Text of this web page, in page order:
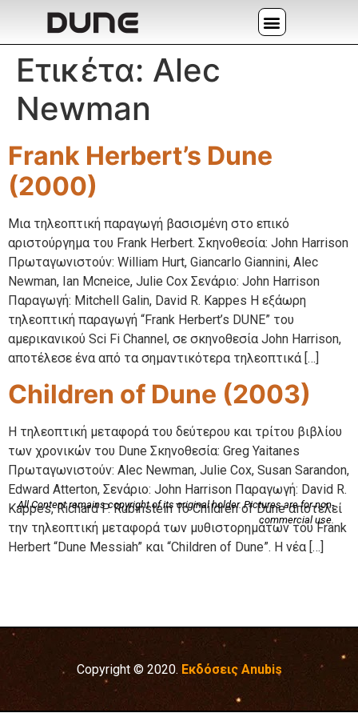
Ετικέτα: Alec
Newman
Frank Herbert’s Dune
(2000)
Μια τηλεοπτική παραγωγή βασισμένη στο επικό
αριστούργημα του Frank Herbert. Σκηνοθεσία: John Harrison
Πρωταγωνιστούν: William Hurt, Giancarlo Giannini, Alec
Newman, Ian Mcneice, Julie Cox Σενάριο: John Harrison
Παραγωγή: Mitchell Galin, David R. Kappes Η εξάωρη
τηλεοπτική παραγωγή “Frank Herbert’s DUNE” του
αμερικανικού Sci Fi Channel, σε σκηνοθεσία John Harrison,
αποτέλεσε ένα από τα σημαντικότερα τηλεοπτικά […]
Children of Dune (2003)
Η τηλεοπτική μεταφορά του δεύτερου και τρίτου βιβλίου
των χρονικών του Dune Σκηνοθεσία: Greg Yaitanes
Πρωταγωνιστούν: Alec Newman, Julie Cox, Susan Sarandon,
Edward Atterton, Σενάριο: John Harrison Παραγωγή: David R.
Kappes, Richard P. Rubinstein Το Children of Dune αποτελεί
την τηλεοπτική μεταφορά των μυθιστορημάτων του Frank
Herbert “Dune Messiah” και “Children of Dune”. Η νέα […]
All Content remains copyright of its original holder. Pictures are for non-
commercial use.
Copyright © 2020. Εκδόσεις Anubis